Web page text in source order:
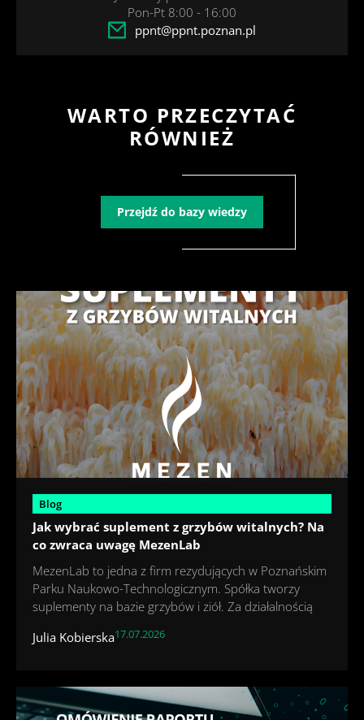
Pon-Pt 8:00 - 16:00
ppnt@ppnt.poznan.pl
WARTO PRZECZYTAĆ
RÓWNIEŻ
Przejdź do bazy wiedzy
Blog
Jak wybrać suplement z grzybów witalnych? Na
co zwraca uwagę MezenLab
MezenLab to jedna z firm rezydujących w Poznańskim
Parku Naukowo-Technologicznym. Spółka tworzy
suplementy na bazie grzybów i ziół. Za działalnością
Julia Kobierska17.07.2026